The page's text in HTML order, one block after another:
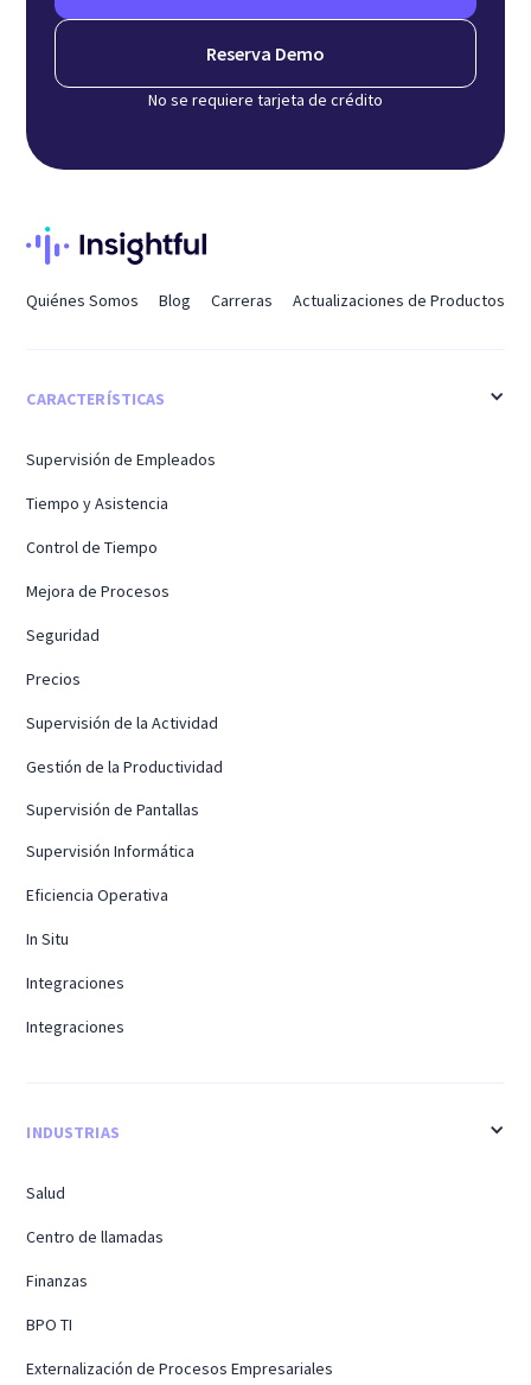
Reserva Demo
No se requiere tarjeta de crédito
Quiénes Somos Blog Carreras Actualizaciones de Productos
CARACTERÍSTICAS
Supervisión de Empleados
Tiempo y Asistencia
Control de Tiempo
Mejora de Procesos
Seguridad
Precios
Supervisión de la Actividad
Gestión de la Productividad
Supervisión de Pantallas
Supervisión Informática
Eficiencia Operativa
In Situ
Integraciones
Integraciones
INDUSTRIAS
Salud
Centro de llamadas
Finanzas
BPO TI
Externalización de Procesos Empresariales